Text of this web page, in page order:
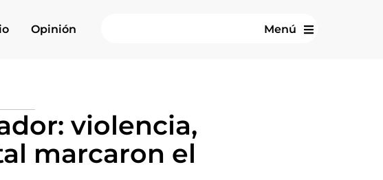
Opinión Menú
violencia,
marcaron el